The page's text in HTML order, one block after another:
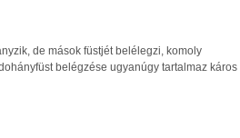
de mások füstjét belélegzi, komoly
belégzése ugyanúgy tartalmaz káros